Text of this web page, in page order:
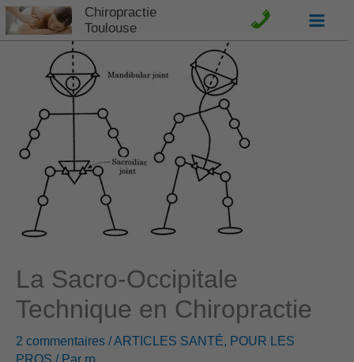
Aller
au
Chiropractie
Toulouse
A
La Sacro-Occipitale
Technique en Chiropractie
2 commentaires /ARTICLES SANTÉ, POUR LES
PROS / Par rp